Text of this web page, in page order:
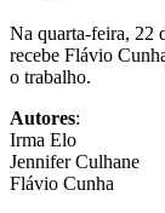
Na quarta-feira, 22
recebe Flávio
o trabalho.
Autores:
Irma Elo
Jennifer Culhane
Flávio Cunha